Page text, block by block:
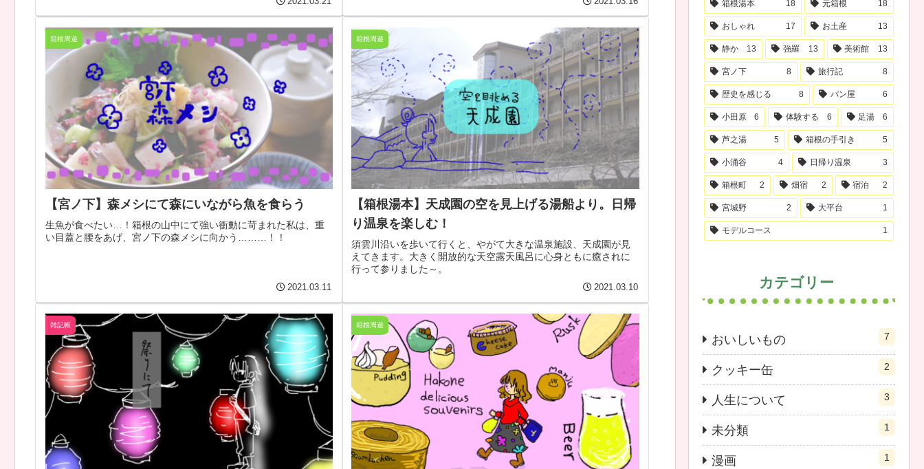
箱根周遊
【宮ノ下】森メシにて森にいながら魚を食らう
生魚が食べたい…！箱根の山中にて強い衝動に苛まれた私は、重
い目蓋と腰をあげ、宮ノ下の森メシに向かう………！！
2021.03.11
箱根周遊
【箱根湯本】天成園の空を見上げる湯船より。日帰
り温泉を楽しむ！
須雲川沿いを歩いて行くと、やがて大きな温泉施設、天成園が見
えてきます。大きく開放的な天空露天風呂に心身ともに癒されに
行って参りました～。
2021.03.10
雑記帳 箱根周遊
箱根湯本 18 元箱根 18
おしゃれ 17 お土産 13
静か 13 強羅 13 美術館 13
宮ノ下 8 旅行記 8
歴史を感じる 8 パン屋 6
小田原 6 体験する 6 足湯 6
芦之湯 5 箱根の手引き 5
小涌谷 4 日帰り温泉 3
箱根町 2 畑宿 2 宿泊 2
宮城野 2 大平台 1
モデルコース 1
カテゴリー
おいしいもの 7
クッキー缶 2
人生について 3
未分類 1
漫画 1